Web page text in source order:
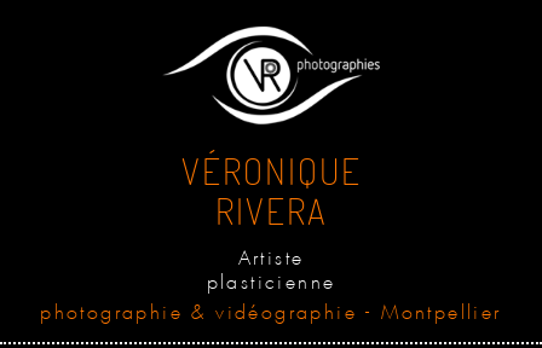
VÉRONIQUE
RIVERA
Artiste
plasticienne
photographie & vidéographie - Montpellier